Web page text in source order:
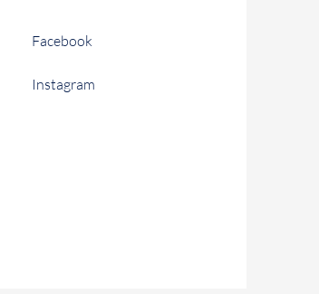
Facebook
Instagram